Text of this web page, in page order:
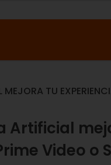
TU
Artificial
Video o